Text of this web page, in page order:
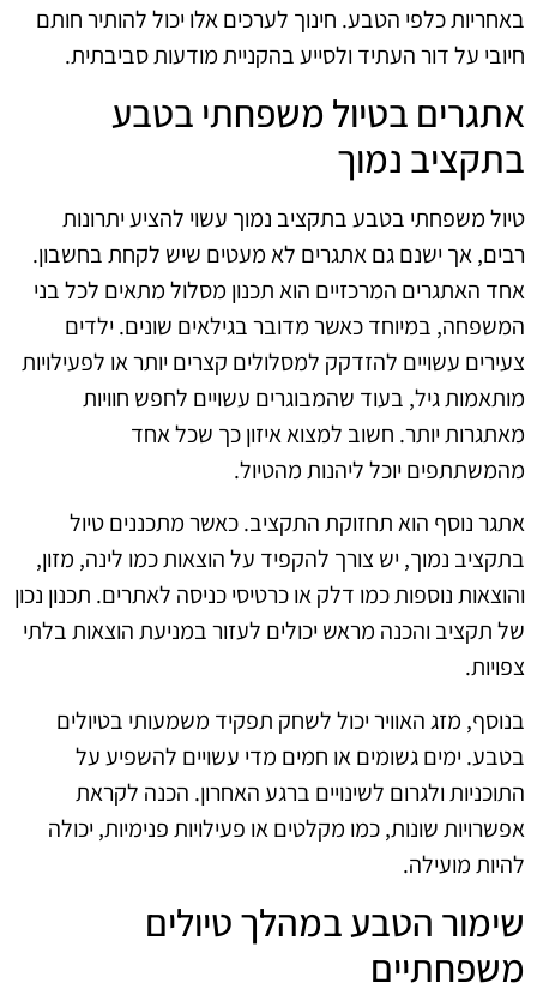
באחריות כלפי הטבע. חינוך לערכים אלו יכול להותיר חותם
חיובי על דור העתיד ולסייע בהקניית מודעות סביבתית.
אתגרים בטיול משפחתי בטבע
בתקציב נמוך
טיול משפחתי בטבע בתקציב נמוך עשוי להציע יתרונות
רבים, אך ישנם גם אתגרים לא מעטים שיש לקחת בחשבון.
אחד האתגרים המרכזיים הוא תכנון מסלול מתאים לכל בני
המשפחה, במיוחד כאשר מדובר בגילאים שונים. ילדים
צעירים עשויים להזדקק למסלולים קצרים יותר או לפעילויות
מותאמות גיל, בעוד שהמבוגרים עשויים לחפש חוויות
מאתגרות יותר. חשוב למצוא איזון כך שכל אחד
מהמשתתפים יוכל ליהנות מהטיול.
אתגר נוסף הוא תחזוקת התקציב. כאשר מתכננים טיול
בתקציב נמוך, יש צורך להקפיד על הוצאות כמו לינה, מזון,
והוצאות נוספות כמו דלק או כרטיסי כניסה לאתרים. תכנון נכון
של תקציב והכנה מראש יכולים לעזור במניעת הוצאות בלתי
צפויות.
בנוסף, מזג האוויר יכול לשחק תפקיד משמעותי בטיולים
בטבע. ימים גשומים או חמים מדי עשויים להשפיע על
התוכניות ולגרום לשינויים ברגע האחרון. הכנה לקראת
אפשרויות שונות, כמו מקלטים או פעילויות פנימיות, יכולה
להיות מועילה.
שימור הטבע במהלך טיולים
משפחתיים